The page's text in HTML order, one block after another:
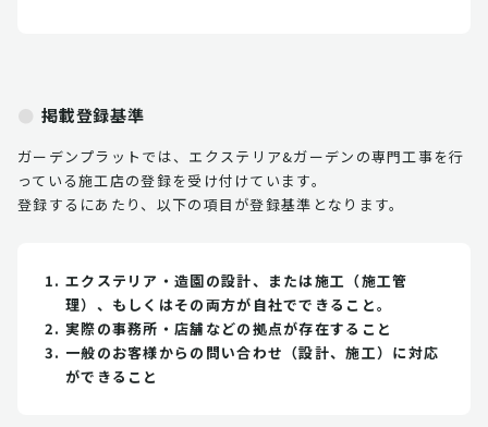
掲載登録基準
ガーデンプラットでは、エクステリア&ガーデンの専門工事を行
っている施工店の登録を受け付けています。
登録するにあたり、以下の項目が登録基準となります。
エクステリア・造園の設計、または施工（施工管
理）、もしくはその両方が自社でできること。
実際の事務所・店舗などの拠点が存在すること
一般のお客様からの問い合わせ（設計、施工）に対応
ができること